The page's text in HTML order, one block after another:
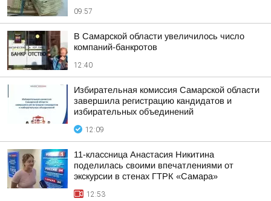
09:57
В Самарской области увеличилось число
компаний-банкротов
12:40
Избирательная комиссия Самарской области
завершила регистрацию кандидатов и
избирательных объединений
12:09
11-классница Анастасия Никитина
поделилась своими впечатлениями от
экскурсии в стенах ГТРК «Самара»
12:53